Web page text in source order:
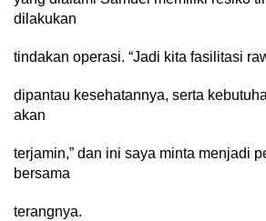
dilakukan
tindakan operasi. “Jadi kita fasilitasi
dipantau kesehatannya, serta
akan
terjamin,” dan ini saya minta menjadi
bersama
terangnya.